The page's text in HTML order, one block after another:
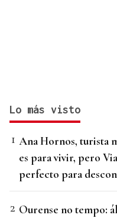
Lo más visto
Ana Hornos, turista
es para vivir, pero
perfecto para
Ourense no tempo: